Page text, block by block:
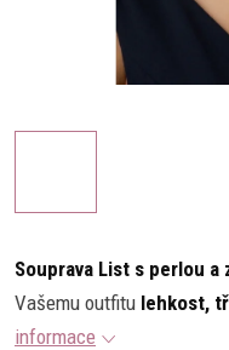
Souprava List s perlou a
Vašemu outfitu lehkost,
informace